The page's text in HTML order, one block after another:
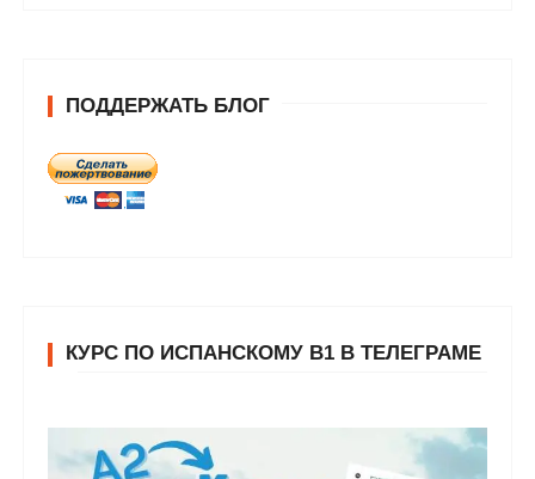
ПОДДЕРЖАТЬ БЛОГ
КУРС ПО ИСПАНСКОМУ В1 В ТЕЛЕГРАМЕ